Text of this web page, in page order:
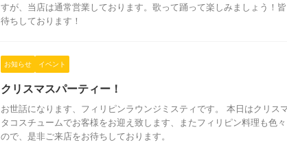
すが、当店は通常営業しております。歌って踊って楽しみましょう！
待ちしております！
お知らせ イベント
クリスマスパーティー！
お世話になります、フィリピンラウンジミスティです。 本日はクリス
タコスチュームでお客様をお迎え致します、またフィリピン料理も色
ので、是非ご来店をお待ちしております。